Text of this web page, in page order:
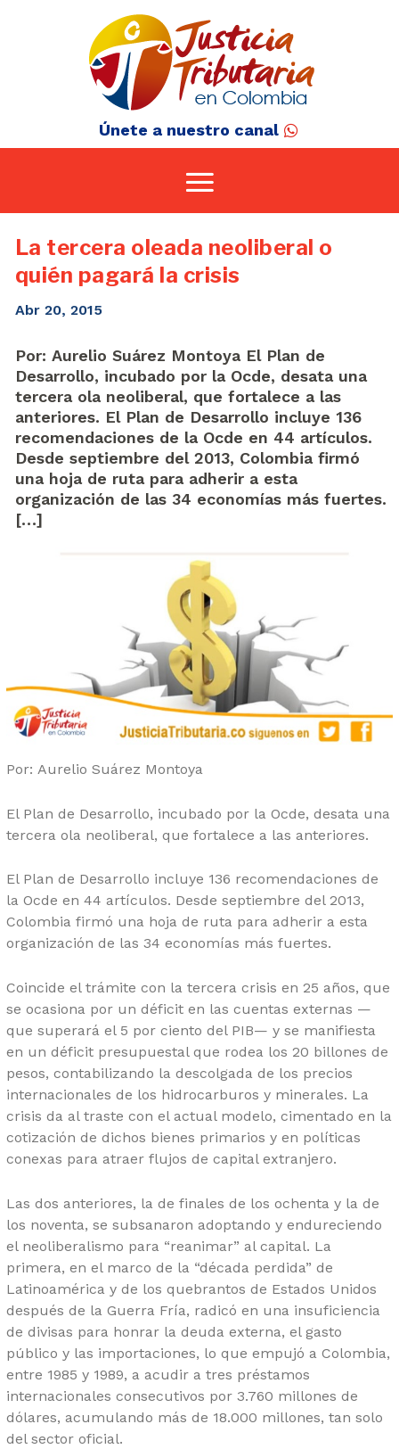
Únete a nuestro canal
La tercera oleada neoliberal o
quién pagará la crisis
Abr 20, 2015
Por: Aurelio Suárez Montoya El Plan de
Desarrollo, incubado por la Ocde, desata una
tercera ola neoliberal, que fortalece a las
anteriores. El Plan de Desarrollo incluye 136
recomendaciones de la Ocde en 44 artículos.
Desde septiembre del 2013, Colombia firmó
una hoja de ruta para adherir a esta
organización de las 34 economías más fuertes.
[…]
Por: Aurelio Suárez Montoya
El Plan de Desarrollo, incubado por la Ocde, desata una
tercera ola neoliberal, que fortalece a las anteriores.
El Plan de Desarrollo incluye 136 recomendaciones de
la Ocde en 44 artículos. Desde septiembre del 2013,
Colombia firmó una hoja de ruta para adherir a esta
organización de las 34 economías más fuertes.
Coincide el trámite con la tercera crisis en 25 años, que
se ocasiona por un déficit en las cuentas externas —
que superará el 5 por ciento del PIB— y se manifiesta
en un déficit presupuestal que rodea los 20 billones de
pesos, contabilizando la descolgada de los precios
internacionales de los hidrocarburos y minerales. La
crisis da al traste con el actual modelo, cimentado en la
cotización de dichos bienes primarios y en políticas
conexas para atraer flujos de capital extranjero.
Las dos anteriores, la de finales de los ochenta y la de
los noventa, se subsanaron adoptando y endureciendo
el neoliberalismo para “reanimar” al capital. La
primera, en el marco de la “década perdida” de
Latinoamérica y de los quebrantos de Estados Unidos
después de la Guerra Fría, radicó en una insuficiencia
de divisas para honrar la deuda externa, el gasto
público y las importaciones, lo que empujó a Colombia,
entre 1985 y 1989, a acudir a tres préstamos
internacionales consecutivos por 3.760 millones de
dólares, acumulando más de 18.000 millones, tan solo
del sector oficial.